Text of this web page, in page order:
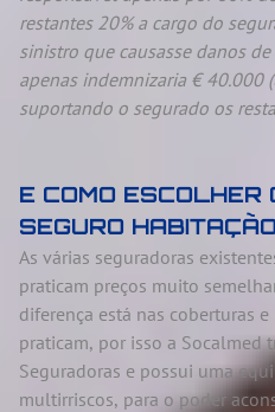
restantes 20% a cargo do
sinistro que causasse danos
apenas indemnizaria € 40.000
suportando o segurado os
E COMO ESCOLHER
SEGURO
As várias seguradoras
praticam preços muito
diferença está nas coberturas
praticam, por isso a Socalmed
Seguradoras e possui uma
multirriscos, para o poder